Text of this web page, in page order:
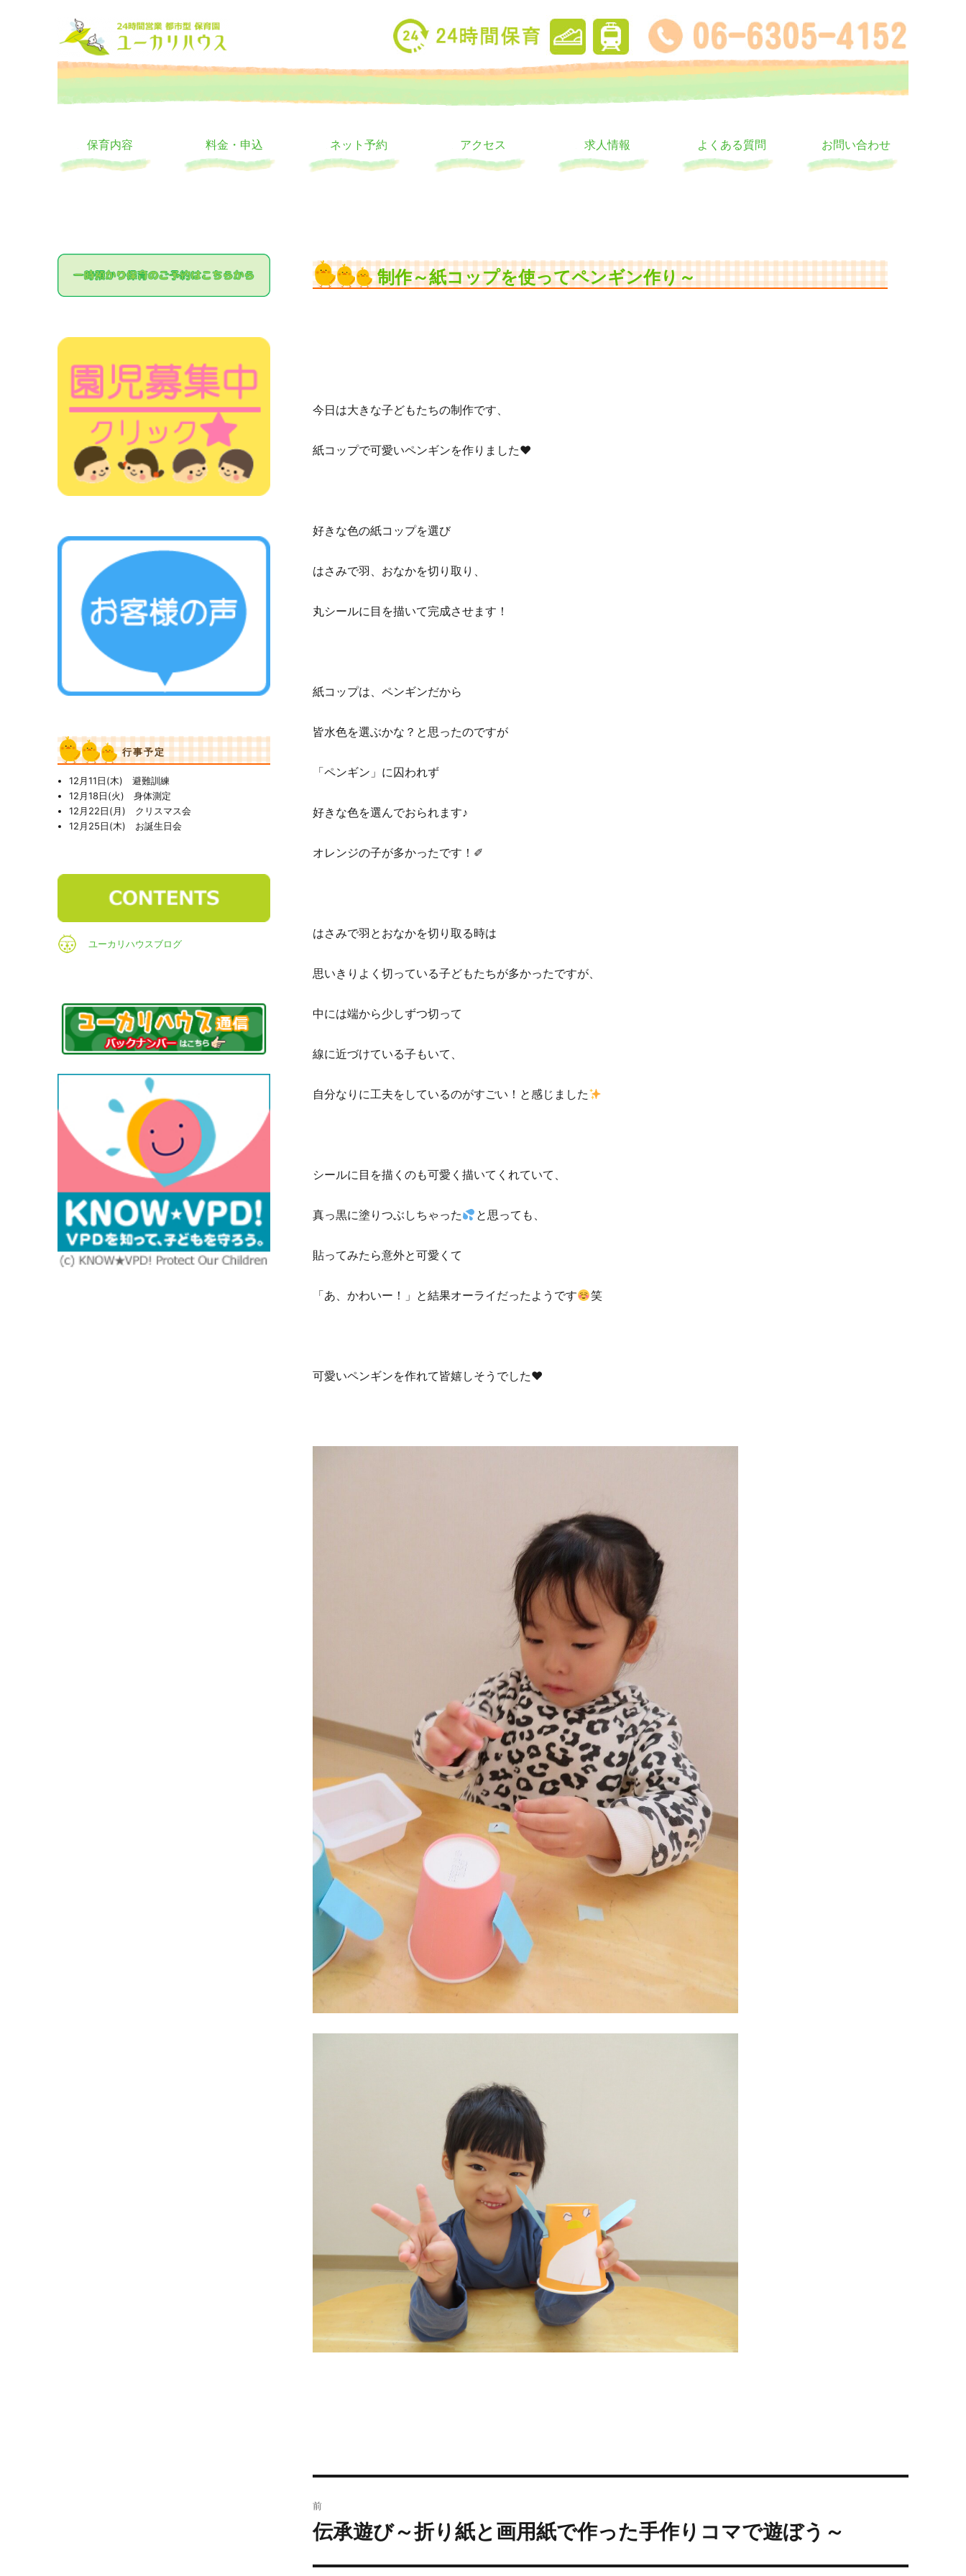
24時間託児所 ユーカリハウス
大阪の24時間託児所 ユーカリハウス 月極 一時保育 一時預かり
保育内容 料金・申込 ネット予約 アクセス 求人情報 よくある質問 お問い合わせ
制作～紙コップを使ってペンギン作り～
今日は大きな子どもたちの制作です、
紙コップで可愛いペンギンを作りました♥️
好きな色の紙コップを選び
はさみで羽、おなかを切り取り、
丸シールに目を描いて完成させます！
紙コップは、ペンギンだから
皆水色を選ぶかな？と思ったのですが
「ペンギン」に囚われず
好きな色を選んでおられます♪
オレンジの子が多かったです！✐
はさみで羽とおなかを切り取る時は
思いきりよく切っている子どもたちが多かったですが、
中には端から少しずつ切って
線に近づけている子もいて、
自分なりに工夫をしているのがすごい！と感じました
シールに目を描くのも可愛く描いてくれていて、
真っ黒に塗りつぶしちゃった と思っても、
貼ってみたら意外と可愛くて
「あ、かわいー！」と結果オーライだったようです 笑
可愛いペンギンを作れて皆嬉しそうでした♥️
稿
前
過
去
の
伝承遊び～折り紙と画用紙で作った手作りコマで遊ぼう～
行事予定
12月11日(木) 避難訓練
12月18日(火) 身体測定
12月22日(月) クリスマス会
12月25日(木) お誕生日会
ユーカリハウスブログ